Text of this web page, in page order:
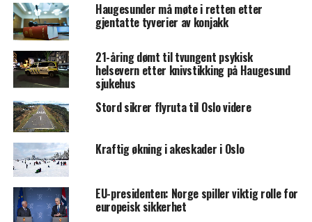
Haugesunder må møte i retten etter
gjentatte tyverier av konjakk
21-åring dømt til tvungent psykisk
helsevern etter knivstikking på Haugesund
sjukehus
Stord sikrer flyruta til Oslo videre
Kraftig økning i akeskader i Oslo
EU-presidenten: Norge spiller viktig rolle for
europeisk sikkerhet